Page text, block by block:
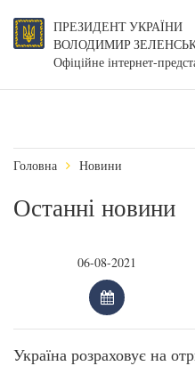
ПРЕЗИДЕНТ УКРАЇНИ
ВОЛОДИМИР
Офіційне інтернет-
Головна Новини
Останні новини
Україна розраховує на